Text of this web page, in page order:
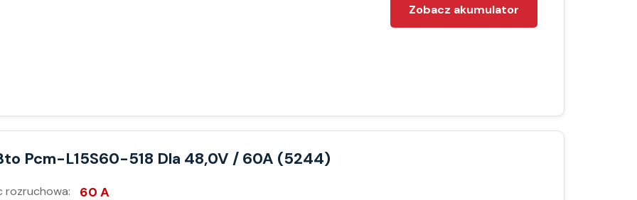
Zobacz akumulator
Pcm-L15S60-518 Dla 48,0V / 60A (5244)
rozruchowa: 60 A